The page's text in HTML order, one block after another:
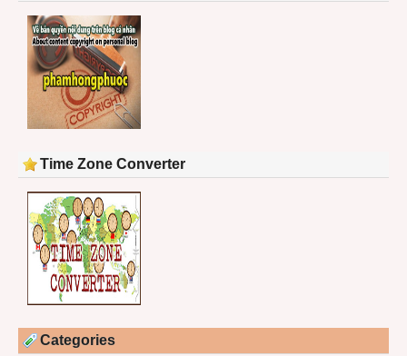
Time Zone Converter
Categories